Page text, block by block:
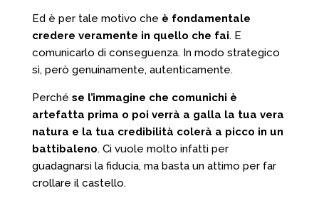
Ed è per tale motivo che è fondamentale
credere veramente in quello che fai. E
comunicarlo di conseguenza. In modo strategico
sì, però genuinamente, autenticamente.
Perché se l’immagine che comunichi è
artefatta prima o poi verrà a galla la tua vera
natura e la tua credibilità colerà a picco in un
battibaleno. Ci vuole molto infatti per
guadagnarsi la fiducia, ma basta un attimo per far
crollare il castello.